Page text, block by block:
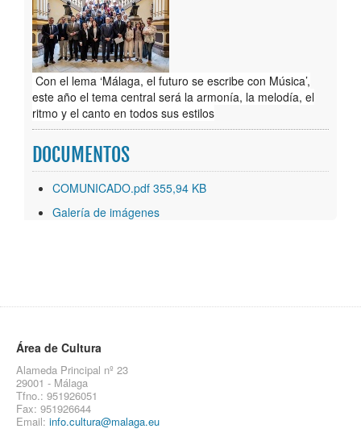
Con el lema ‘Málaga, el futuro se escribe con Música’,
este año el tema central será la armonía, la melodía, el
ritmo y el canto en todos sus estilos
DOCUMENTOS
COMUNICADO.pdf 355,94 KB
Galería de imágenes
Área de Cultura
Alameda Principal nº 23
29001 - Málaga
Tfno.: 951926051
Fax: 951926644
Email: info.cultura@malaga.eu